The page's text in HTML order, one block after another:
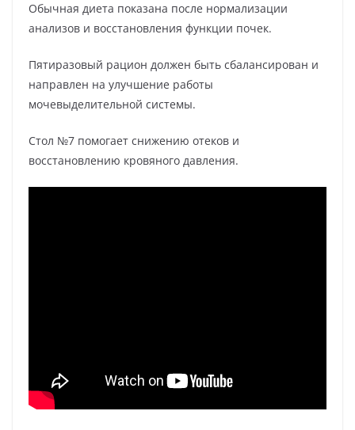
Обычная диета показана после нормализации
анализов и восстановления функции почек.
Пятиразовый рацион должен быть сбалансирован и
направлен на улучшение работы
мочевыделительной системы.
Стол №7 помогает снижению отеков и
восстановлению кровяного давления.